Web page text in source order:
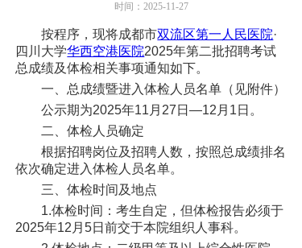
科研教学
党建工作
院务公开
健康须知
人才引进
专题专栏
时间：2025-11-27
按程序，现将成都市双流区第一人民医院·
四川大学华西空港医院2025年第二批招聘考试
总成绩及体检相关事项通知如下。
一、总成绩暨进入体检人员名单（见附件）
公示期为2025年11月27日—12月1日。
二、体检人员确定
根据招聘岗位及招聘人数，按照总成绩排名
依次确定进入体检人员名单。
三、体检时间及地点
1.体检时间：考生自定，但体检报告必须于
2025年12月5日前交于本院组织人事科。